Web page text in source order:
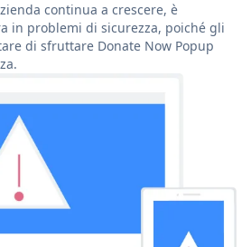
continua a crescere, è
in problemi di sicurezza, poiché gli
di sfruttare Donate Now Popup